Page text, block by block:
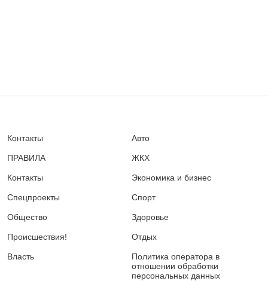
Контакты
ПРАВИЛА
Контакты
Спецпроекты
Общество
Происшествия!
Власть
Авто
ЖКХ
Экономика и бизнес
Спорт
Здоровье
Отдых
Политика оператора в
отношении обработки
персональных данных